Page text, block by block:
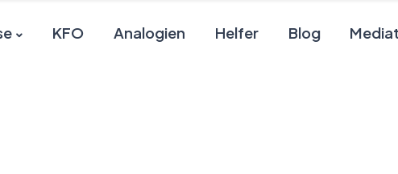
KFO Analogien Helfer Blog